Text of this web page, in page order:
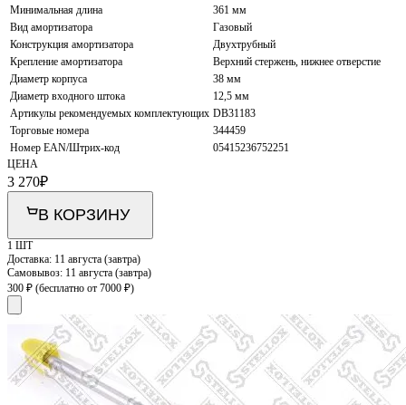
Минимальная длина
361 мм
Вид амортизатора
Газовый
Конструкция амортизатора
Двухтрубный
Крепление амортизатора
Верхний стержень, нижнее отверстие
Диаметр корпуса
38 мм
Диаметр входного штока
12,5 мм
Артикулы рекомендуемых комплектующих DB31183
Торговые номера
344459
Номер EAN/Штрих-код
05415236752251
ЦЕНА
3 270₽
В КОРЗИНУ
1 ШТ
Доставка: 11 августа (завтра)
Самовывоз: 11 августа (завтра)
300 ₽ (бесплатно от 7000 ₽)